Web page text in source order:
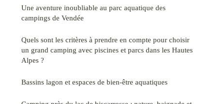
Une aventure inoubliable au parc aquatique des
campings de Vendée
Quels sont les critères à prendre en compte pour choisir
un grand camping avec piscines et parcs dans les Hautes
Alpes ?
Bassins lagon et espaces de bien-être aquatiques